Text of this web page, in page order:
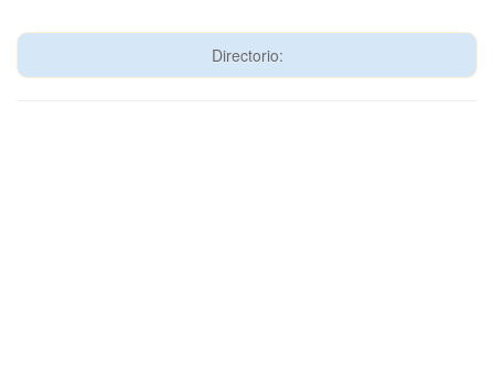
Directorio: